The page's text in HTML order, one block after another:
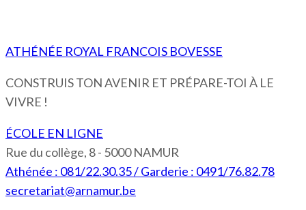
ATHÉNÉE ROYAL FRANCOIS BOVESSE
CONSTRUIS TON AVENIR ET PRÉPARE-TOI À LE
VIVRE !
ÉCOLE EN LIGNE
Rue du collège, 8 - 5000 NAMUR
Athénée : 081/22.30.35 / Garderie : 0491/76.82.78
secretariat@arnamur.be